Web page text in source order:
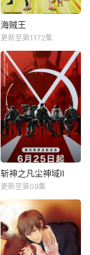
海贼王
更新至第1172集
斩神之凡尘神域Ⅱ
更新至第09集